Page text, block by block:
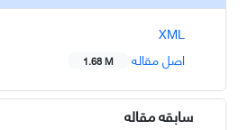
XML
اصل مقاله
1.68 M
سابقه مقاله